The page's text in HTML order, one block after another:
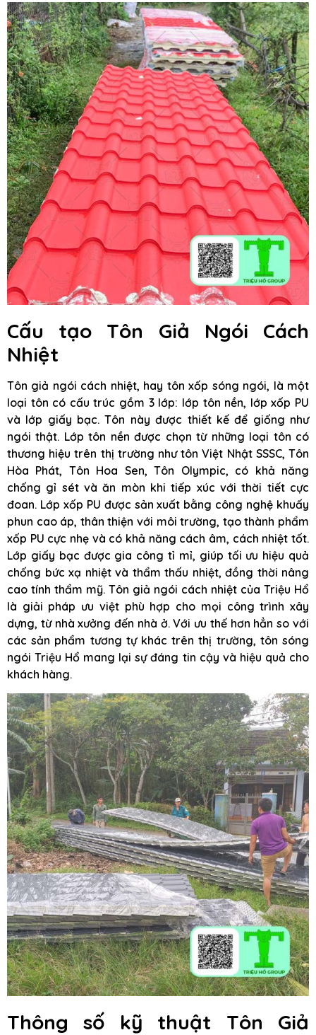
Cấu tạo Tôn Giả Ngói Cách
Nhiệt
Tôn giả ngói cách nhiệt, hay tôn xốp sóng ngói, là một
loại tôn có cấu trúc gồm 3 lớp: lớp tôn nền, lớp xốp PU
và lớp giấy bạc. Tôn này được thiết kế để giống như
ngói thật. Lớp tôn nền được chọn từ những loại tôn có
thương hiệu trên thị trường như tôn Việt Nhật SSSC, Tôn
Hòa Phát, Tôn Hoa Sen, Tôn Olympic, có khả năng
chống gỉ sét và ăn mòn khi tiếp xúc với thời tiết cực
đoan. Lớp xốp PU được sản xuất bằng công nghệ khuấy
phun cao áp, thân thiện với môi trường, tạo thành phẩm
xốp PU cực nhẹ và có khả năng cách âm, cách nhiệt tốt.
Lớp giấy bạc được gia công tỉ mỉ, giúp tối ưu hiệu quả
chống bức xạ nhiệt và thẩm thấu nhiệt, đồng thời nâng
cao tính thẩm mỹ. Tôn giả ngói cách nhiệt của Triệu Hổ
là giải pháp ưu việt phù hợp cho mọi công trình xây
dựng, từ nhà xưởng đến nhà ở. Với ưu thế hơn hẳn so với
các sản phẩm tương tự khác trên thị trường, tôn sóng
ngói Triệu Hổ mang lại sự đáng tin cậy và hiệu quả cho
khách hàng.
Thông số kỹ thuật Tôn Giả